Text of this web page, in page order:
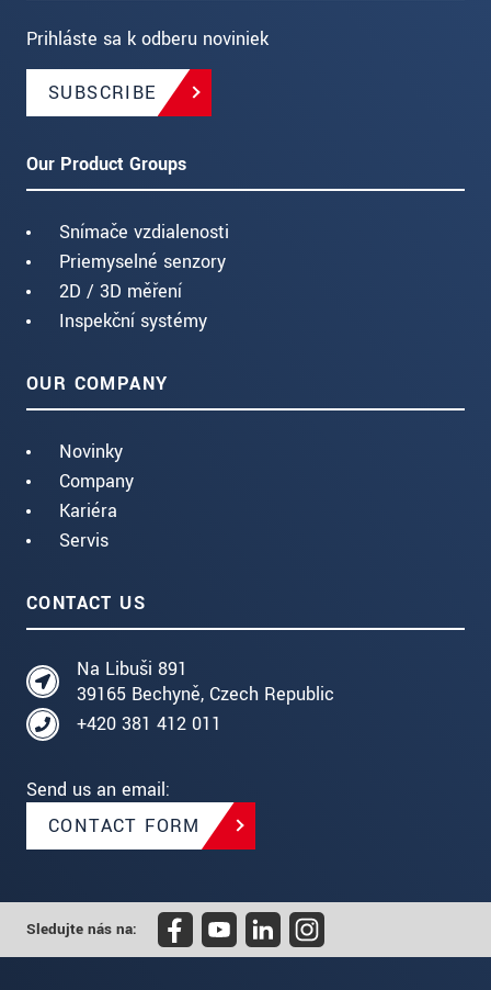
Prihláste sa k odberu noviniek
SUBSCRIBE
Our Product Groups
Snímače vzdialenosti
Priemyselné senzory
2D / 3D měření
Inspekční systémy
OUR COMPANY
Novinky
Company
Kariéra
Servis
CONTACT US
Na Libuši 891
39165 Bechyně, Czech Republic
+420 381 412 011
Send us an email:
CONTACT FORM
Sledujte nás na: